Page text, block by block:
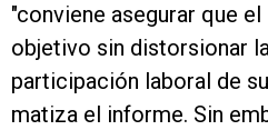
"conviene asegurar que
objetivo sin distorsionar
participación laboral de
matiza el informe. Sin